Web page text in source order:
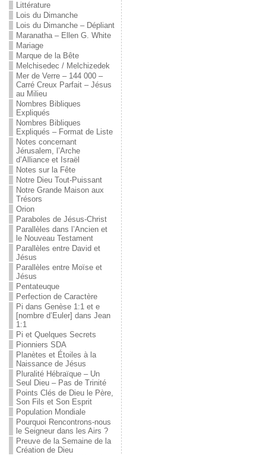
Littérature
Lois du Dimanche
Lois du Dimanche – Dépliant
Maranatha – Ellen G. White
Mariage
Marque de la Bête
Melchisedec / Melchizedek
Mer de Verre – 144 000 –
Carré Creux Parfait – Jésus
au Milieu
Nombres Bibliques
Expliqués
Nombres Bibliques
Expliqués – Format de Liste
Notes concernant
Jérusalem, l’Arche
d’Alliance et Israël
Notes sur la Fête
Notre Dieu Tout-Puissant
Notre Grande Maison aux
Trésors
Orion
Paraboles de Jésus-Christ
Parallèles dans l’Ancien et
le Nouveau Testament
Parallèles entre David et
Jésus
Parallèles entre Moïse et
Jésus
Pentateuque
Perfection de Caractère
Pi dans Genèse 1:1 et e
[nombre d’Euler] dans Jean
1:1
Pi et Quelques Secrets
Pionniers SDA
Planètes et Étoiles à la
Naissance de Jésus
Pluralité Hébraïque – Un
Seul Dieu – Pas de Trinité
Points Clés de Dieu le Père,
Son Fils et Son Esprit
Population Mondiale
Pourquoi Rencontrons-nous
le Seigneur dans les Airs ?
Preuve de la Semaine de la
Création de Dieu